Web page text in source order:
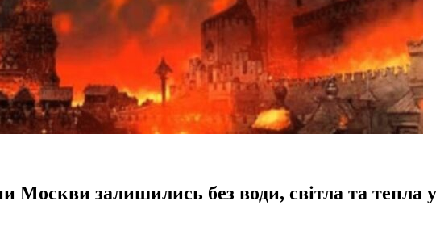
Москви залишились без води, світла та тепла